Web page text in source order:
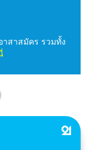
าสาสมัคร รวมทั้ง